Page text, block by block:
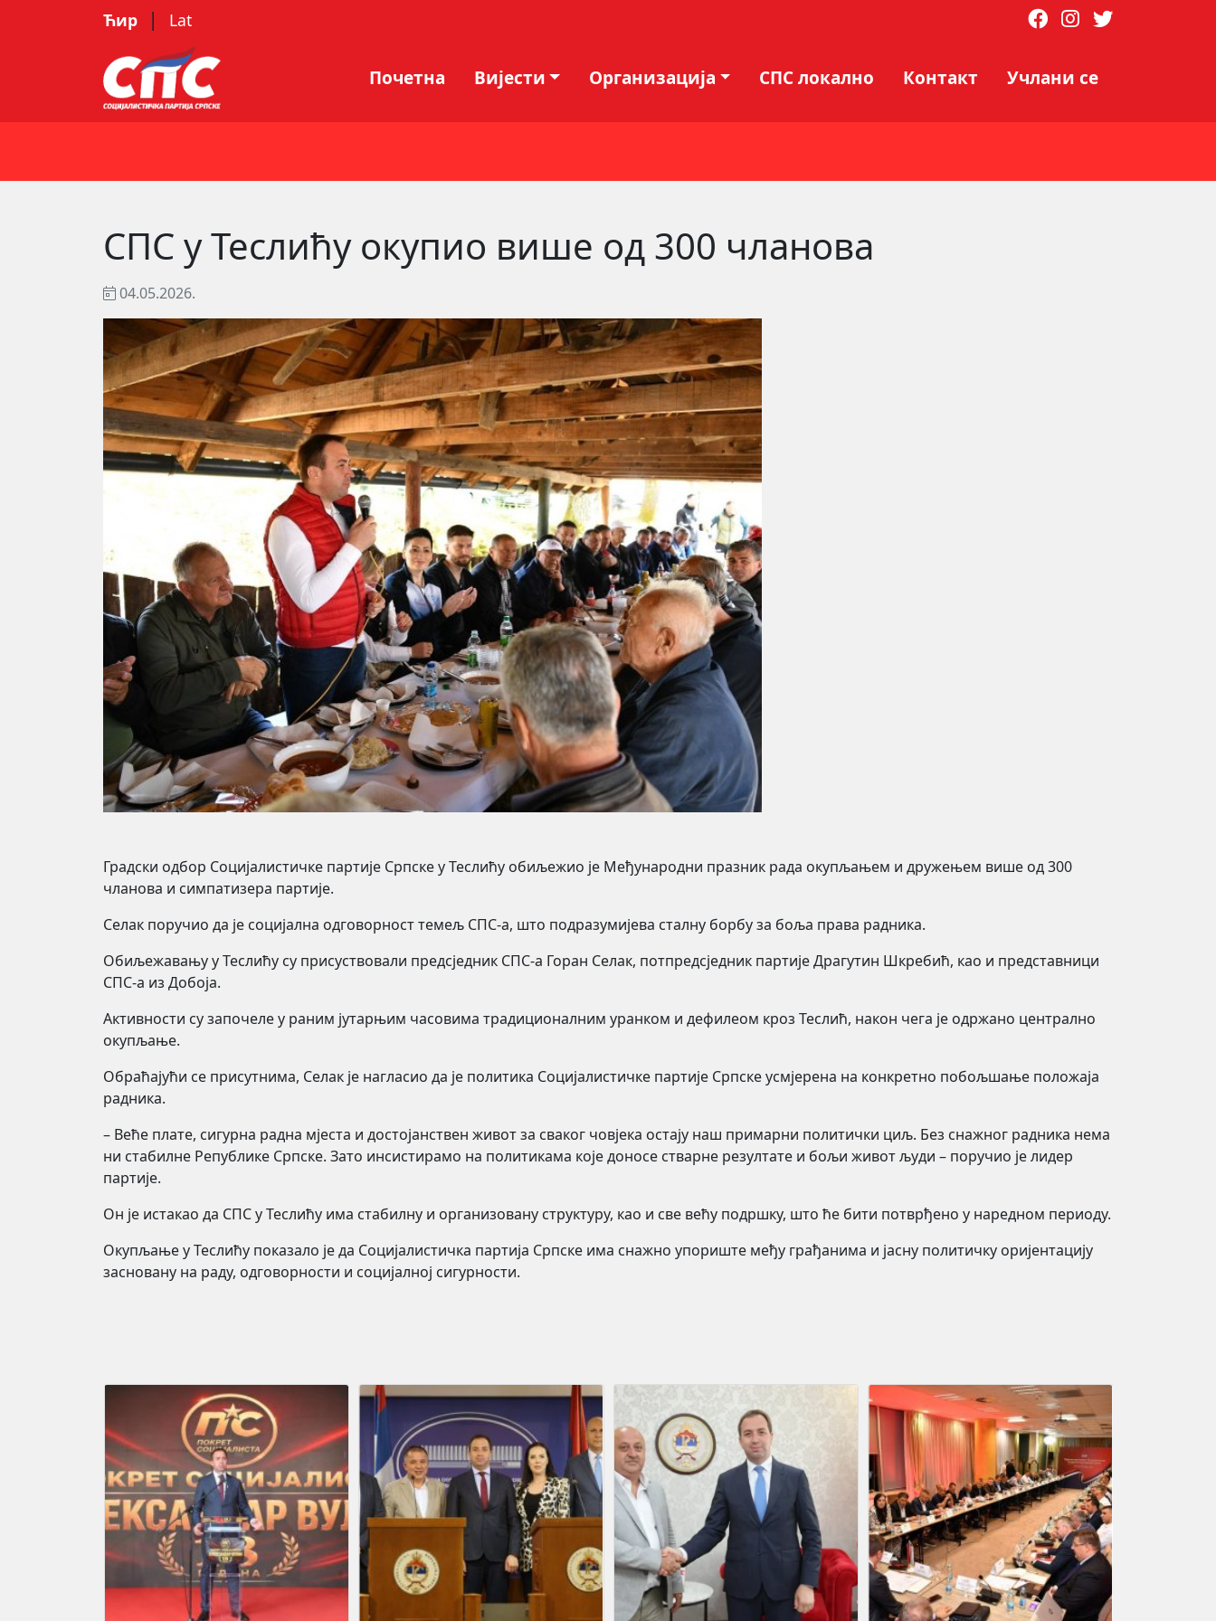
Ћир | Lat
Почетна Вијести Организација СПС локално Контакт Учлани се
СПС у Теслићу окупио више од 300 чланова
04.05.2026.
Градски одбор Социјалистичке партије Српске у Теслићу обиљежио је Међународни празник рада окупљањем и дружењем више од 300
чланова и симпатизера партије.
Селак поручио да је социјална одговорност темељ СПС-а, што подразумијева сталну борбу за боља права радника.
Обиљежавању у Теслићу су присуствовали предсједник СПС-а Горан Селак, потпредсједник партије Драгутин Шкребић, као и представници
СПС-а из Добоја.
Активности су започеле у раним јутарњим часовима традиционалним уранком и дефилеом кроз Теслић, након чега је одржано централно
окупљање.
Обраћајући се присутнима, Селак је нагласио да је политика Социјалистичке партије Српске усмјерена на конкретно побољшање положаја
радника.
– Веће плате, сигурна радна мјеста и достојанствен живот за сваког човјека остају наш примарни политички циљ. Без снажног радника нема
ни стабилне Републике Српске. Зато инсистирамо на политикама које доносе стварне резултате и бољи живот људи – поручио је лидер
партије.
Он је истакао да СПС у Теслићу има стабилну и организовану структуру, као и све већу подршку, што ће бити потврђено у наредном периоду.
Окупљање у Теслићу показало је да Социјалистичка партија Српске има снажно упориште међу грађанима и јасну политичку оријентацију
засновану на раду, одговорности и социјалној сигурности.